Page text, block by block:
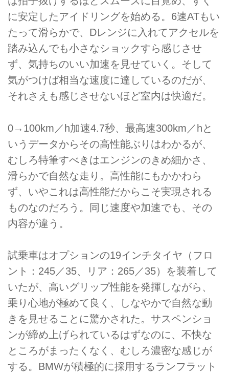
に安定したアイドリングを始める。6速ATもい
たって滑らかで、Dレンジに入れてアクセルを
踏み込んでも小さなショックすら感じさせ
ず、気持ちのいい加速を見せていく。そして
気がつけば相当な速度に達しているのだが、
それさえも感じさせないほど室内は快適だ。
0→100km／h加速4.7秒、最高速300km／hと
いうデータからその高性能ぶりはわかるが、
むしろ特筆すべきはエンジンのきめ細かさ、
滑らかで自然な走り。高性能にもかかわら
ず、いやこれは高性能だからこそ実現される
ものなのだろう。同じ速度や加速でも、その
内容が違う。
試乗車はオプションの19インチタイヤ（フロ
ント：245／35、リア：265／35）を装着して
いたが、高いグリップ性能を発揮しながら、
乗り心地が極めて良く、しなやかで自然な動
きを見せることに驚かされた。サスペンショ
ンが締め上げられているはずなのに、不快な
ところがまったくなく、むしろ濃密な感じが
する。BMWが積極的に採用するランフラット